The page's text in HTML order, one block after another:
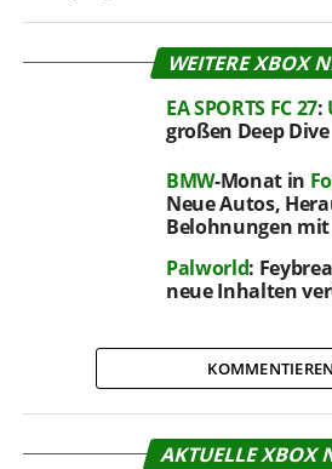
WEITERE XBOX
EA SPORTS FC 27:
großen Deep Dive
BMW-Monat in
Neue Autos,
Belohnungen mit
Palworld:
neue Inhalten
KOMMENTIEREN
AKTUELLE XBOX